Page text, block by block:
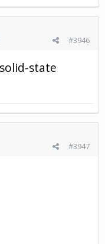
#3946
state
#3947